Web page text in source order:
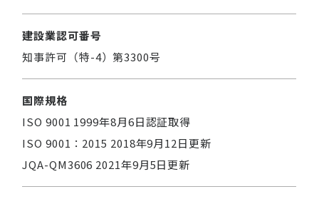
建設業認可番号
知事許可（特-4）第3300号
国際規格
ISO 9001 1999年8月6日認証取得
ISO 9001：2015 2018年9月12日更新
JQA-QM3606 2021年9月5日更新